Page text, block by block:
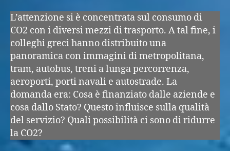
L’attenzione si è concentrata sul consumo di
CO2 con i diversi mezzi di trasporto. A tal fine, i
colleghi greci hanno distribuito una
panoramica con immagini di metropolitana,
tram, autobus, treni a lunga percorrenza,
aeroporti, porti navali e autostrade. La
domanda era: Cosa è finanziato dalle aziende e
cosa dallo Stato? Questo influisce sulla qualità
del servizio? Quali possibilità ci sono di ridurre
la CO2?